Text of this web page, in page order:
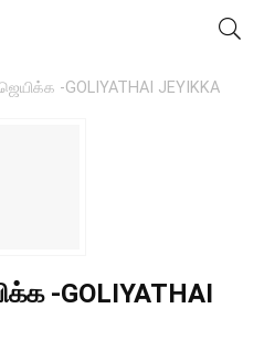
-GOLIYATHAI JEYIKKA
-GOLIYATHAI